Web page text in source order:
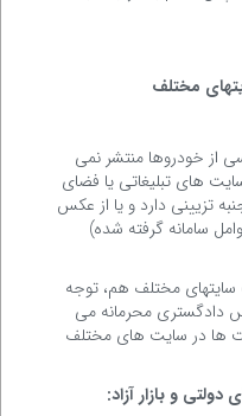
مختلف
از خودروها منتشر نمی
های تبلیغاتی یا فضای
تزیینی دارد و یا از عکس
سامانه گرفته شده)
مختلف هم، توجه
دادگستری محرمانه می
ها در سایت های مختلف
و بازار آزاد: